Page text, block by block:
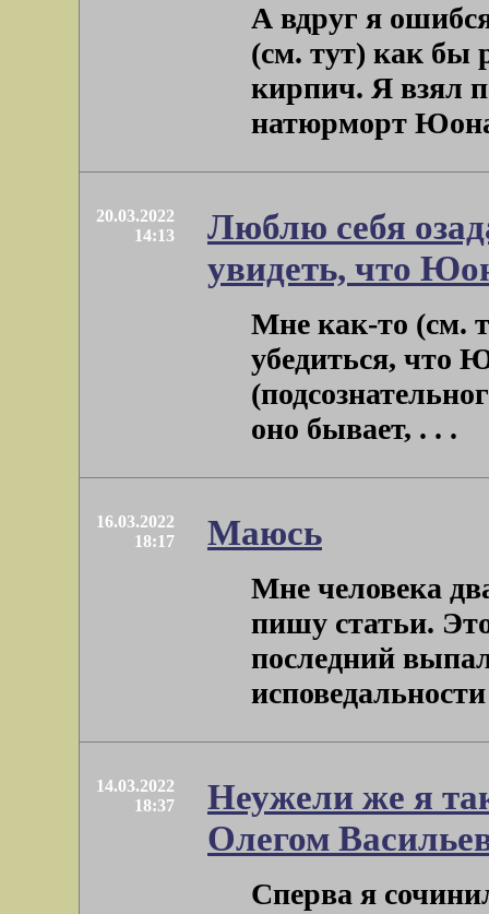
А вдруг я
(см. тут) как бы
кирпич. Я взял
натюрморт
20.03.2022
14:13
Люблю себя
увидеть, что
Мне как-то (см.
убедиться, что
оно бывает, . . .
16.03.2022
18:17
Маюсь
Мне человека
пишу статьи.
последний
14.03.2022
18:37
Неужели же я
Олегом
Сперва я